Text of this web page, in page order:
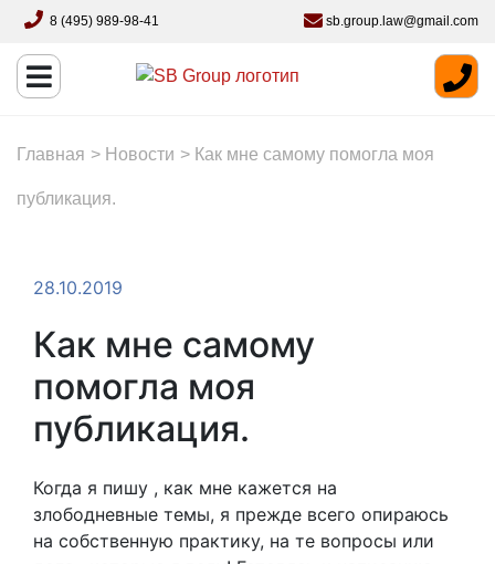
8 (495) 989-98-41 sb.group.law@gmail.com
Главная > Новости > Как мне самому помогла моя
публикация.
28.10.2019
Как мне самому
помогла моя
публикация.
Когда я пишу , как мне кажется на
злободневные темы, я прежде всего опираюсь
на собственную практику, на те вопросы или